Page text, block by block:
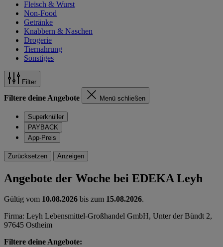
Fleisch & Wurst
Non-Food
Getränke
Knabbern & Naschen
Drogerie
Tiernahrung
Sonstiges
Filter
Filtere deine Angebote Menü schließen
Superknüller
PAYBACK
App-Preis
Zurücksetzen Anzeigen
Angebote der Woche bei EDEKA Leyh
Gültig vom 10.08.2026 bis zum 15.08.2026.
Firma: Leyh Lebensmittel-Großhandel GmbH, Unter der Bündt 2,
97645 Ostheim
Filtere deine Angebote: